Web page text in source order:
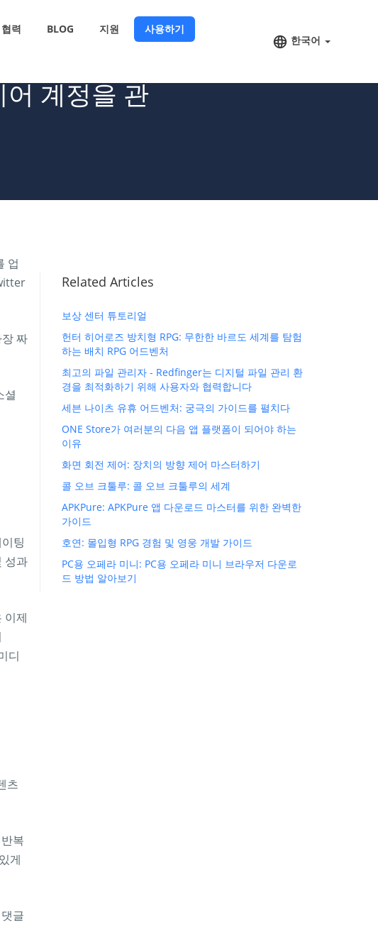
력 BLOG 지원
사용하기
한국어
계정을 관
업
짜
셜
팅
성과
이제
디
츠
복
게
글
Related Articles
보상 센터 튜토리얼
헌터 히어로즈 방치형 RPG: 무한한 바르도 세계를 탐험
하는 배치 RPG 어드벤처
최고의 파일 관리자 - Redfinger는 디지털 파일 관리 환
경을 최적화하기 위해 사용자와 협력합니다
세븐 나이츠 유휴 어드벤처: 궁극의 가이드를 펼치다
ONE Store가 여러분의 다음 앱 플랫폼이 되어야 하는
이유
화면 회전 제어: 장치의 방향 제어 마스터하기
콜 오브 크툴루: 콜 오브 크툴루의 세계
APKPure: APKPure 앱 다운로드 마스터를 위한 완벽한
가이드
호연: 몰입형 RPG 경험 및 영웅 개발 가이드
PC용 오페라 미니: PC용 오페라 미니 브라우저 다운로
드 방법 알아보기